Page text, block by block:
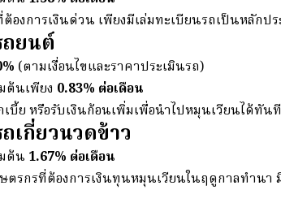
องการเงินด่วน เพียงมีเล่มทะเบียนรถเป็นหลักป
ถยนต์
(ตามเงื่อนไขและราคาประเมินรถ)
ต้นเพียง 0.83% ต่อเดือน
บี้ย หรือรับเงินก้อนเพิ่มเพื่อนำไปหมุนเวียนได้ทันที
เกี่ยวนวดข้าว
ต้น 1.67% ต่อเดือน
ตรกรที่ต้องการเงินทุนหมุนเวียนในฤดูกาลทำนา